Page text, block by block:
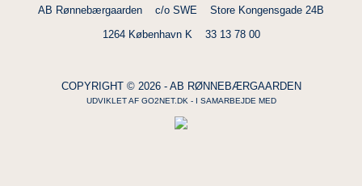
AB Rønnebærgaarden c/o SWE
Store Kongensgade 24B
1264 København K
33 13 78 00
COPYRIGHT © 2026 - AB RØNNEBÆRGAARDEN
UDVIKLET AF GO2NET.DK - I SAMARBEJDE MED